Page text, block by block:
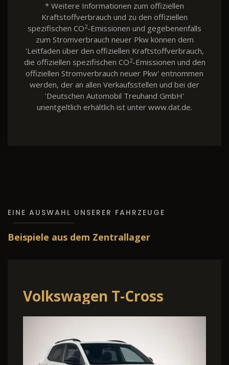
* Weitere Informationen zum offiziellen
Kraftstoffverbrauch und zu den offiziellen
spezifischen CO2-Emissionen und gegebenenfalls
zum Stromverbrauch neuer Pkw können dem
'Leitfaden über den offiziellen Kraftstoffverbrauch,
die offiziellen spezifischen CO2-Emissionen und den
offiziellen Stromverbrauch neuer Pkw' entnommen
werden, der an allen Verkaufsstellen und bei der
'Deutschen Automobil Treuhand GmbH'
unentgeltlich erhältlich ist unter www.dat.de.
EINE AUSWAHL UNSERER FAHRZEUGE
Beispiele aus dem Zentrallager
Volkswagen T-Cross